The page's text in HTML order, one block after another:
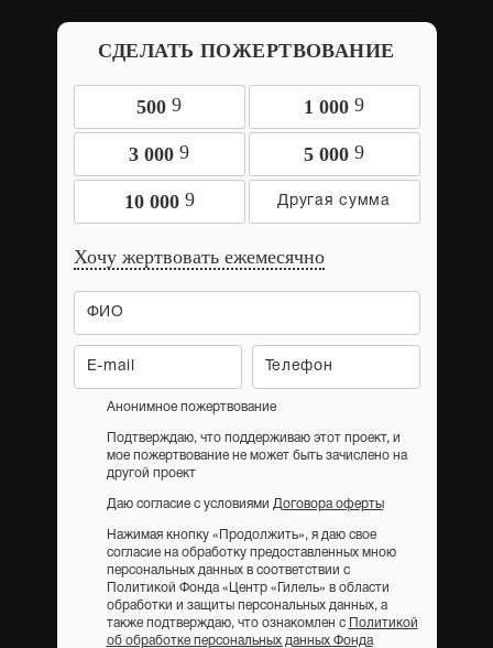
СДЕЛАТЬ ПОЖЕРТВОВАНИЕ
500 9 1 000 9
3 000 9 5 000 9
10 000 9
Хочу жертвовать ежемесячно
Анонимное пожертвование
Подтверждаю, что поддерживаю этот проект, и
мое пожертвование не может быть зачислено на
другой проект
Даю согласие с условиями Договора оферты
Нажимая кнопку «Продолжить», я даю свое
согласие на обработку предоставленных мною
персональных данных в соответствии с
Политикой Фонда «Центр «Гилель» в области
обработки и защиты персональных данных, а
также подтверждаю, что ознакомлен с
Политикой
об обработке персональных данных Фонда